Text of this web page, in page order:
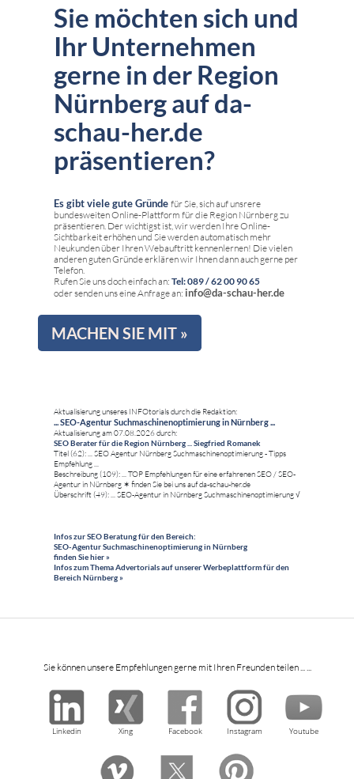
Sie möchten sich und
Ihr Unternehmen
gerne in der Region
Nürnberg auf da-
schau-her.de
präsentieren?
Es gibt viele gute Gründe für Sie, sich auf unsrere
bundesweiten Online-Plattform für die Region Nürnberg zu
präsentieren. Der wichtigst ist, wir werden Ihre Online-
Sichtbarkeit erhöhen und Sie werden automatisch mehr
Neukunden über Ihren Webauftritt kennenlernen! Die vielen
anderen guten Gründe erklären wir Ihnen dann auch gerne per
Telefon.
Rufen Sie uns doch einfach an: Tel: 089 / 62 00 90 65
oder senden uns eine Anfrage an: info@da-schau-her.de
MACHEN SIE MIT »
Aktualisierung unseres INFOtorials durch die Redaktion:
... SEO-Agentur Suchmaschinenoptimierung in Nürnberg ...
Aktualisierung am 07.08.2026 durch:
SEO Berater für die Region Nürnberg ... Siegfried Romanek
Titel (62): ... SEO Agentur Nürnberg Suchmaschinenoptimierung - Tipps
Empfehlung ...
Beschreibung (109): ... TOP Empfehlungen für eine erfahrenen SEO / SEO-
Agentur in Nürnberg ✶ finden Sie bei uns auf da-schau-her.de
Überschrift (49): ... SEO-Agentur in Nürnberg Suchmaschinenoptimierung √
Infos zur SEO Beratung für den Bereich:
SEO-Agentur Suchmaschinenoptimierung in Nürnberg
finden Sie hier »
Infos zum Thema Advertorials auf unserer Werbeplattform für den
Bereich Nürnberg »
Sie können unsere Empfehlungen gerne mit Ihren Freunden teilen ... ...
Linkedin Xing Facebook Instagram Youtube